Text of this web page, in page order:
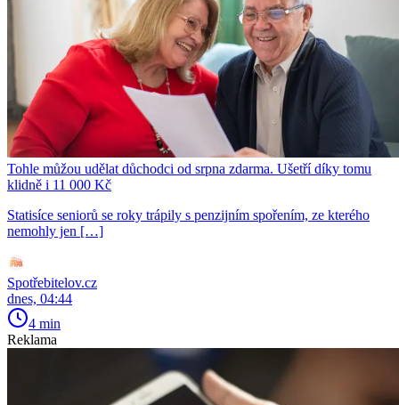
Tohle můžou udělat důchodci od srpna zdarma. Ušetří díky tomu
klidně i 11 000 Kč
Statisíce seniorů se roky trápily s penzijním spořením, ze kterého
nemohly jen […]
Spotřebitelov.cz
dnes, 04:44
4 min
Reklama